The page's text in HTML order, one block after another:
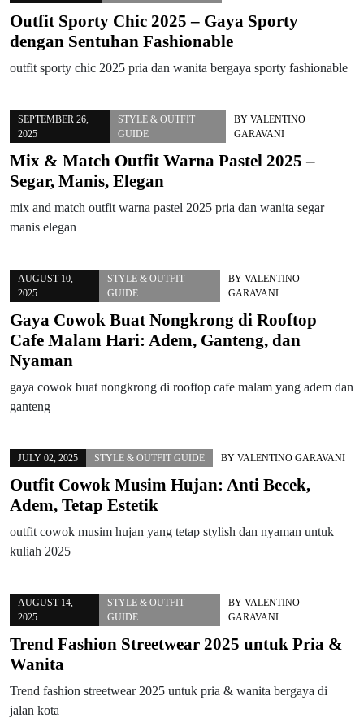
Outfit Sporty Chic 2025 – Gaya Sporty
dengan Sentuhan Fashionable
outfit sporty chic 2025 pria dan wanita bergaya sporty fashionable
SEPTEMBER 26,
2025
STYLE & OUTFIT
GUIDE
BY VALENTINO
GARAVANI
Mix & Match Outfit Warna Pastel 2025 –
Segar, Manis, Elegan
mix and match outfit warna pastel 2025 pria dan wanita segar
manis elegan
AUGUST 10,
2025
STYLE & OUTFIT
GUIDE
BY VALENTINO
GARAVANI
Gaya Cowok Buat Nongkrong di Rooftop
Cafe Malam Hari: Adem, Ganteng, dan
Nyaman
gaya cowok buat nongkrong di rooftop cafe malam yang adem dan
ganteng
JULY 02, 2025 STYLE & OUTFIT GUIDE BY VALENTINO GARAVANI
Outfit Cowok Musim Hujan: Anti Becek,
Adem, Tetap Estetik
outfit cowok musim hujan yang tetap stylish dan nyaman untuk
kuliah 2025
AUGUST 14,
2025
STYLE & OUTFIT
GUIDE
BY VALENTINO
GARAVANI
Trend Fashion Streetwear 2025 untuk Pria &
Wanita
Trend fashion streetwear 2025 untuk pria & wanita bergaya di
jalan kota